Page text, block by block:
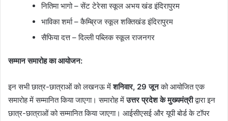
नितिमा भागो – सेंट टेरेसा स्कूल अभय खंड इंदिरापुरम
भाविका शर्मा – कैम्ब्रिज स्कूल शक्तिखंड इंदिरापुरम
सैफिया दत्त – दिल्ली पब्लिक स्कूल राजनगर
सम्मान समारोह का आयोजन:
इन सभी छात्र-छात्राओं को लखनऊ मेंशनिवार, 29 जूनको आयोजित एक
समारोह में सम्मानित किया जाएगा। समारोह मेंउत्तर प्रदेश के मुख्यमंत्रीद्वारा इन
छात्र-छात्राओं को सम्मानित किया जाएगा। आईसीएसई और यूपी बोर्ड के टॉपर